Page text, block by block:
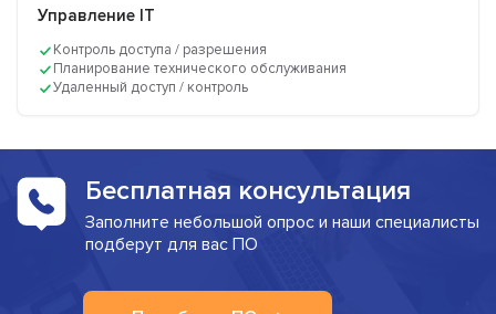
Управление IT
Контроль доступа / разрешения
Планирование технического обслуживания
Удаленный доступ / контроль
Бесплатная консультация
Заполните небольшой опрос и наши специалисты
подберут для вас ПО